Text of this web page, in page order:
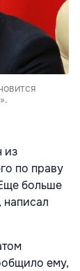
из
по праву
больше
написал
ему,